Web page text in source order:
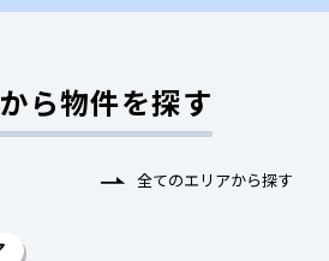
ら物件を探す
全てのエリアから探す